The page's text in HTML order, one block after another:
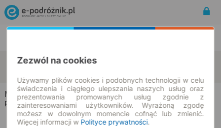
Mokronos Górny Mietków
Mokronos Górny → Mietków
Rozkład jazdy i bilety
Zezwól na cookies
Używamy plików cookies i podobnych technologii w celu
świadczenia i ciągłego ulepszania naszych usług oraz
prezentowania promowanych usług zgodnie z
zainteresowaniami użytkowników. Wyrażoną zgodę
możesz w dowolnym momencie cofnąć lub zmienić.
Więcej informacji w Polityce prywatności.